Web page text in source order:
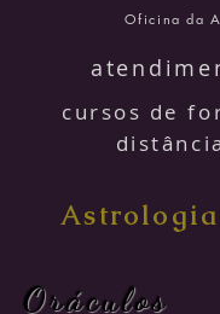
Oficina da
cursos de
Oráculos